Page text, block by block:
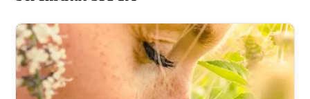
216.73.216.143 2026-08-07 00:49:07